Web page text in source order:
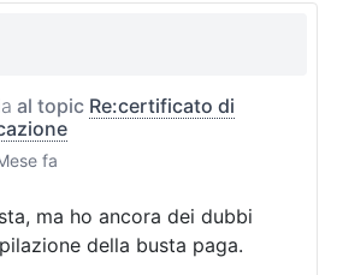
al topic Re:certificato di
fa
ma ho ancora dei dubbi
della busta paga.